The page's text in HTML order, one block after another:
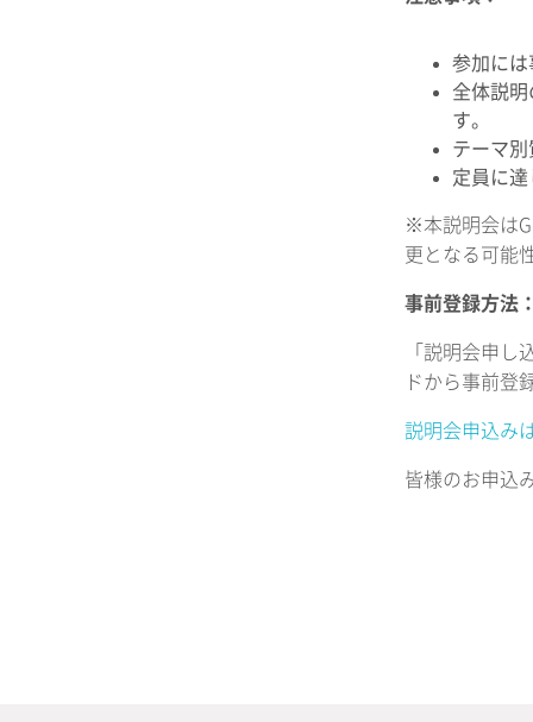
参加には
全体説
す。
テーマ
定員に
※本説明会は
更となる可能
事前登録方法
「説明会申し
ドから事前登
説明会申込み
皆様のお申込